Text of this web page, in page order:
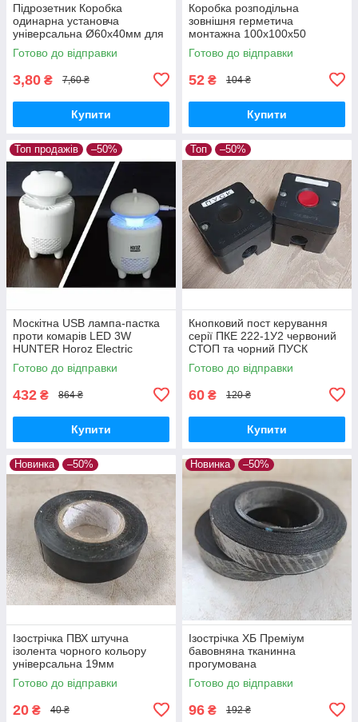
Підрозетник Коробка
одинарна установча
універсальна Ø60х40мм для
прокладки проводки у
житлових та офісних
Готово до відправки
3,80 ₴ 7,60 ₴
Купити
Коробка розподільна
зовнішня герметича
монтажна 100х100х50
Neomax
Готово до відправки
52 ₴ 104 ₴
Купити
Топ продажів –50%
Москітна USB лампа-пастка
проти комарів LED 3W
HUNTER Horoz Electric
Готово до відправки
432 ₴ 864 ₴
Купити
Топ –50%
Кнопковий пост керування
серії ПКЕ 222-1У2 червоний
СТОП та чорний ПУСК
Готово до відправки
60 ₴ 120 ₴
Купити
Новинка –50%
Ізострічка ПВХ штучна
ізолента чорного кольору
універсальна 19мм
товщиною для
електромонтажних та
Готово до відправки
20 ₴ 40 ₴
Новинка –50%
Ізострічка ХБ Преміум
бавовняна тканинна
прогумована
Електроізоляційна стрічка
одностороння 18мм
шириною звичайної липкості
ОЗОМ
Готово до відправки
96 ₴ 192 ₴